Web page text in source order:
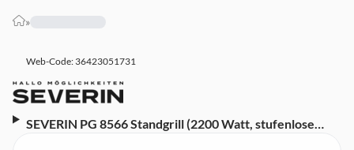
»
Web-Code: 36423051731
SEVERIN PG 8566 Standgrill (2200 Watt, stufenlose